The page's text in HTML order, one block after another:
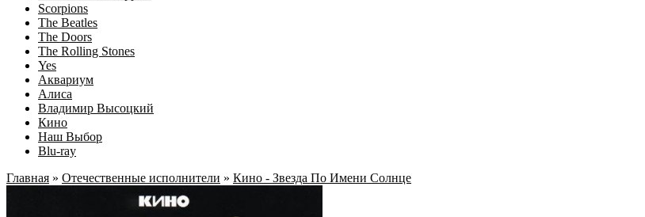
Scorpions
The Beatles
The Doors
The Rolling Stones
Yes
Аквариум
Алиса
Владимир Высоцкий
Кино
Наш Выбор
Blu-ray
Главная » Отечественные исполнители » Кино - Звезда По Имени Солнце